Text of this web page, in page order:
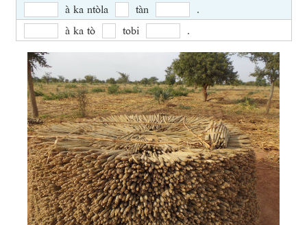
à ka ntòla
tàn
.
à ka tò
tobi .